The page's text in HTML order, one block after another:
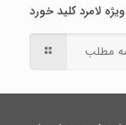
لامرد کلید خورد
مطلب